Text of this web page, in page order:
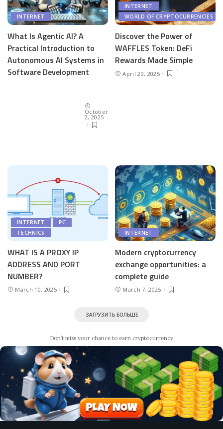
INTERNET
What Is Agentic AI? A
Practical Introduction to
Autonomous AI Systems in
Software Development
October
2, 2025
INTERNET
WORLD OF CRYPTOCURRENCIES
Discover the Power of
WAFFLES Token: DeFi
Rewards Made Simple
April 29, 2025
INTERNET
PC
TECHNICS
WHAT IS A PROXY IP
ADDRESS AND PORT
NUMBER?
March 10, 2025
INTERNET
Modern cryptocurrency
exchange opportunities: a
complete guide
March 7, 2025
ЗАГРУЗИТЬ БОЛЬШЕ
Don’t miss your chance to earn cryptocurrency